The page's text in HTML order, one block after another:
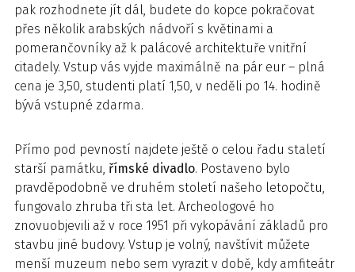
pak rozhodnete jít dál, budete do kopce pokračovat
přes několik arabských nádvoří s květinami a
pomerančovníky až k palácové architektuře vnitřní
citadely. Vstup vás vyjde maximálně na pár eur – plná
cena je 3,50, studenti platí 1,50, v neděli po 14. hodině
bývá vstupné zdarma.
Přímo pod pevností najdete ještě o celou řadu staletí
starší památku, římské divadlo. Postaveno bylo
pravděpodobně ve druhém století našeho letopočtu,
fungovalo zhruba tři sta let. Archeologové ho
znovuobjevili až v roce 1951 při vykopávání základů pro
stavbu jiné budovy. Vstup je volný, navštívit můžete
menší muzeum nebo sem vyrazit v době, kdy amfiteátr